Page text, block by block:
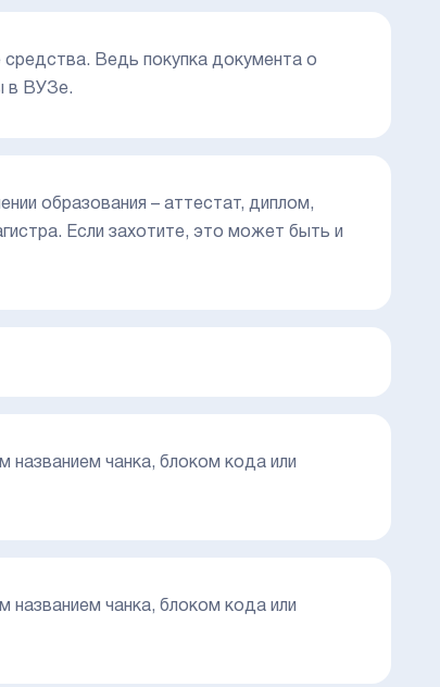
Ведь покупка документа о
в ВУЗе.
образования – аттестат, диплом,
Если захотите, это может быть и
названием чанка, блоком кода или
названием чанка, блоком кода или